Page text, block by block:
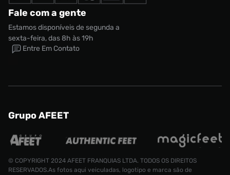
Fale com a gente
Estamos disponíveis de segunda a
sexta-feira, das 8h às 19h
Entre Em Contato
Grupo AFEET
© COPYRIGHT 2024 AFEET FRANQUIAS LTDA. TODOS OS DIREITOS
RESERVADOS.As fotos aqui veiculadas, logotipo e marca são de